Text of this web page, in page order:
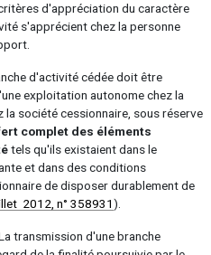
d'appréciation du caractère
s'apprécient chez la personne
d'activité cédée doit être
exploitation autonome chez la
la société cessionnaire, sous réserve
complet des éléments
tels qu'ils existaient dans le
et dans des conditions
de disposer durablement de
2012, n° 358931).
transmission d'une branche